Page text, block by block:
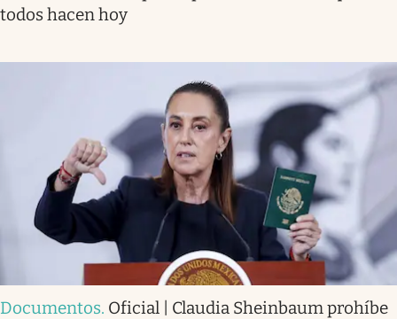
todos hacen hoy
Documentos. Oficial | Claudia Sheinbaum prohíbe